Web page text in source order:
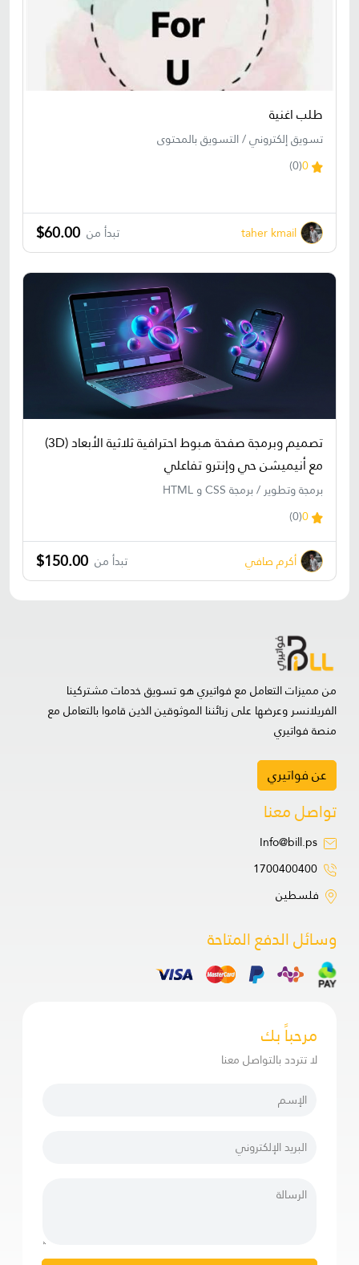
طلب اغنية
تسويق إلكتروني / التسويق بالمحتوى
0
(0)
taher kmail تبدأ من $60.00
تصميم وبرمجة صفحة هبوط احترافية ثلاثية الأبعاد (3D)
مع أنيميشن حي وإنترو تفاعلي
برمجة وتطوير / برمجة CSS و HTML
0
(0)
أكرم صافي تبدأ من $150.00
من مميزات التعامل مع فواتيري هو تسويق خدمات مشتركينا
الفريلانسر وعرضها على زبائننا الموثوقين الذين قاموا بالتعامل مع
منصة فواتيري
عن فواتيري
تواصل معنا
Info@bill.ps
1700400400
فلسطين
وسائل الدفع المتاحة
مرحباً بك
لا تتردد بالتواصل معنا